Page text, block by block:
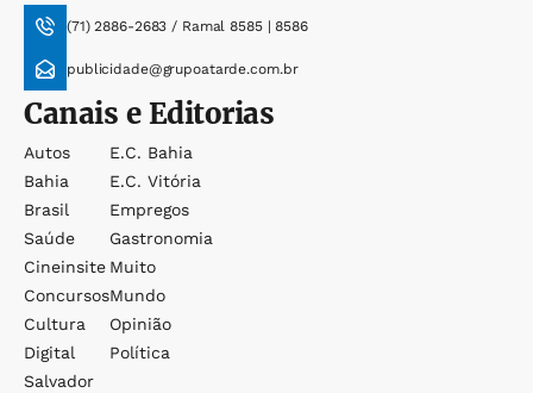
(71) 2886-2683 / Ramal 8585 | 8586
publicidade@grupoatarde.com.br
Canais e Editorias
Autos
Bahia
Brasil
Saúde
Cineinsite
Concursos
Cultura
Digital
Salvador
E.c. Bahia
E.c. Vitória
Empregos
Gastronomia
Muito
Mundo
Opinião
Política